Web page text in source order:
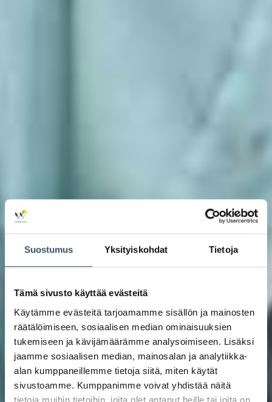
Suostumus Yksityiskohdat Tietoja
Tämä sivusto käyttää evästeitä
Käytämme evästeitä tarjoamamme sisällön ja mainosten
räätälöimiseen, sosiaalisen median ominaisuuksien
tukemiseen ja kävijämäärämme analysoimiseen. Lisäksi
jaamme sosiaalisen median, mainosalan ja analytiikka-
alan kumppaneillemme tietoja siitä, miten käytät
sivustoamme. Kumppanimme voivat yhdistää näitä
tietoja muihin tietoihin, joita olet antanut heille tai joita on